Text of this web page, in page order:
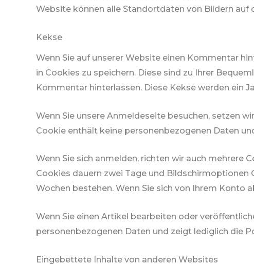
Website können alle Standortdaten von Bildern auf
Kekse
Wenn Sie auf unserer Website einen Kommentar
in Cookies zu speichern. Diese sind zu Ihrer
Kommentar hinterlassen. Diese Kekse werden ein
Wenn Sie unsere Anmeldeseite besuchen, setzen
Cookie enthält keine personenbezogenen Daten
Wenn Sie sich anmelden, richten wir auch mehrere
Cookies dauern zwei Tage und Bildschirmoptionen
Wochen bestehen. Wenn Sie sich von Ihrem Konto
Wenn Sie einen Artikel bearbeiten oder
personenbezogenen Daten und zeigt lediglich die
Eingebettete Inhalte von anderen Websites